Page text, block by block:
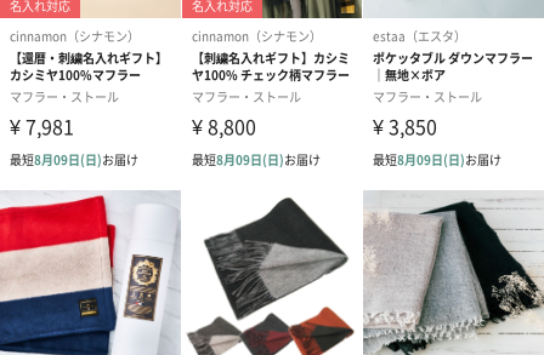
体の価格は年々値上がりしプレミアが付くほどの状態です。
また、１頭のカシミヤヤギから1回で刈り取れるカシミヤ原毛の量
は、わずか約240グラム。このストール0.9枚分とほぼ同じ量で
す。こうして獲れた貴重な繊維は手作業で1本1本厳選し、15〜16
マイクロメートルの細さの物を16番単糸という太さの糸に織り上
げています。
高い保温性・保湿性